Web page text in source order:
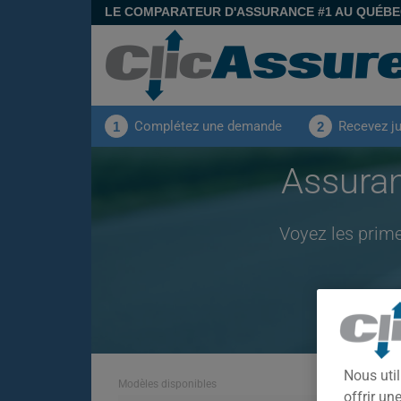
LE COMPARATEUR D'ASSURANCE #1 AU
1 Complétez une demande 2 Recevez
Voyez les
Modèles disponibles
Nous
offrir